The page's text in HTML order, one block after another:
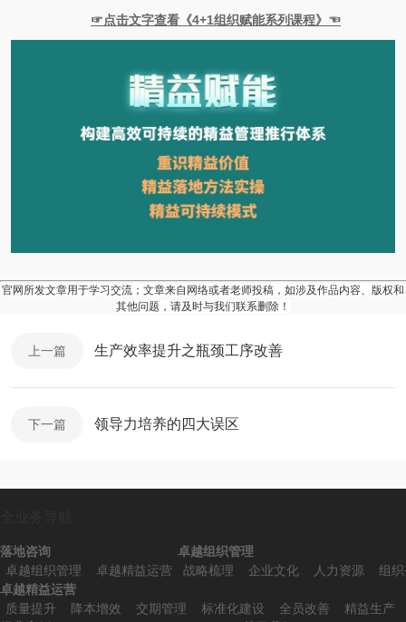
☞点击文字查看《4+1组织赋能系列课程》☜
官网所发文章用于学习交流；文章来自网络或者老师投稿，如涉及作品内容、版权和
其他问题，请及时与我们联系删除！
上一篇 生产效率提升之瓶颈工序改善
下一篇 领导力培养的四大误区
落地咨询
卓越组织管理
卓越精益运营
卓越组织管理
战略梳理
企业文化 人力资源
组
卓越精益运营
质量提升
降本增效 交期管理 标准化建设 全员改善
精益生产